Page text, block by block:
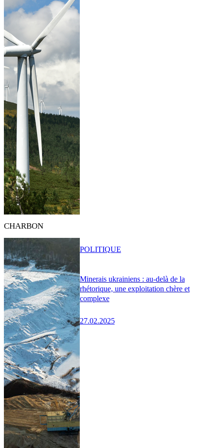
CHARBON
Minerais ukrainiens : au-delà de la
rhétorique, une exploitation chère et
complexe
27.02.2025
POLITIQUE